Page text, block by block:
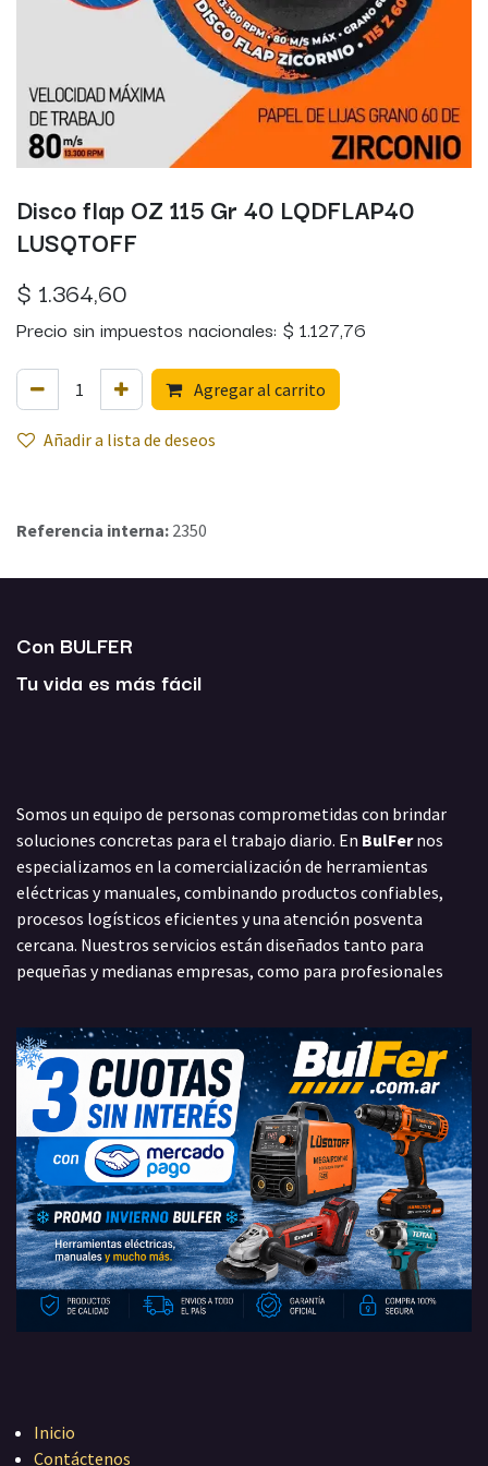
Disco flap OZ 115 Gr 40 LQDFLAP40
LUSQTOFF
$ 1.364,60
Precio sin impuestos nacionales: $ 1.127,76
Agregar al carrito
Añadir a lista de deseos
Referencia interna: 2350
Con BULFER
Tu vida es más fácil
Somos un equipo de personas comprometidas con brindar
soluciones concretas para el trabajo diario. En BulFernos
especializamos en la comercialización de herramientas
eléctricas y manuales, combinando productos confiables,
procesos logísticos eficientes y una atención posventa
cercana. Nuestros servicios están diseñados tanto para
pequeñas y medianas empresas, como para profesionales
Inicio
Contáctenos